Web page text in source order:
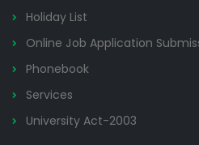
Holiday List
Online Job Application
Phonebook
Services
University Act-2003